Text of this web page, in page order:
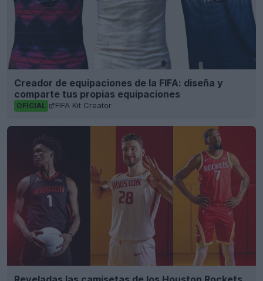
Creador de equipaciones de la FIFA: diseña y
comparte tus propias equipaciones
OFICIAL FIFA Kit Creator